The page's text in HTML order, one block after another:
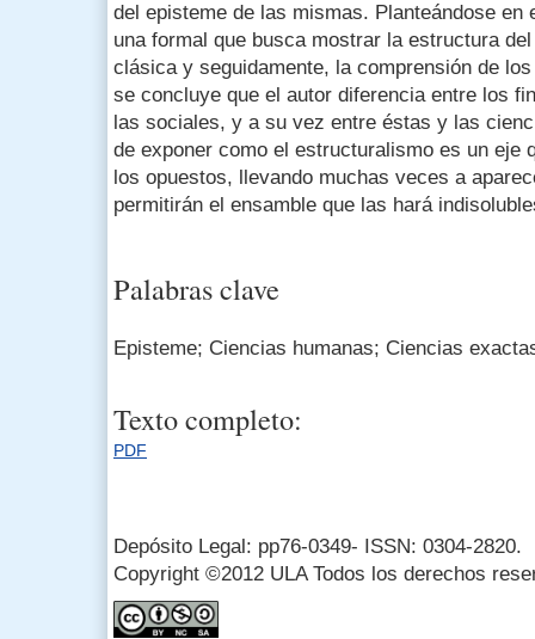
del episteme de las mismas. Planteándose
una formal que busca mostrar la estructura
clásica y seguidamente, la comprensión de
se concluye que el autor diferencia entre los
las sociales, y a su vez entre éstas y las
de exponer como el estructuralismo es un eje
los opuestos, llevando muchas veces a
permitirán el ensamble que las hará
Palabras clave
Episteme; Ciencias humanas; Ciencias
Texto completo:
PDF
Depósito Legal: pp76-0349- ISSN: 0304-2820.
Copyright ©2012 ULA Todos los derechos